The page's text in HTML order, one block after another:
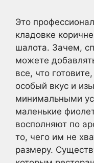
Это
кладовке
шалота. Зачем,
можете
все, что
особый вкус и
минимальными
маленькие
восполняют по
то, чего им не
размеру.